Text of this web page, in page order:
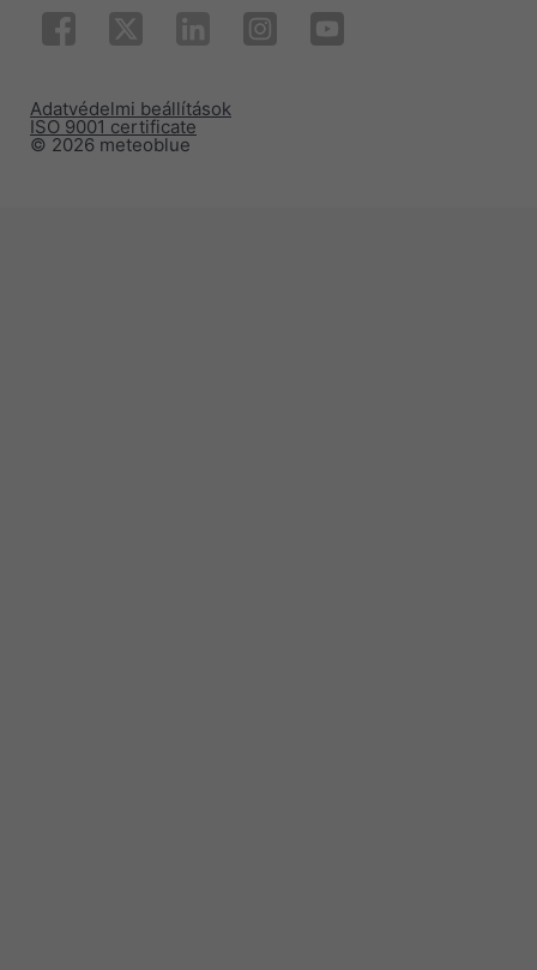
© 2026 meteoblue
ISO 9001 certificate
Adatvédelmi beállítások